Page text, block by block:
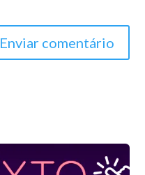
Enviar comentário